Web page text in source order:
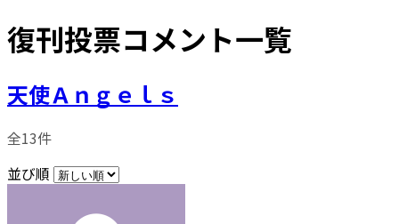
復刊投票コメント一覧
天使Ａｎｇｅｌｓ
全13件
並び順